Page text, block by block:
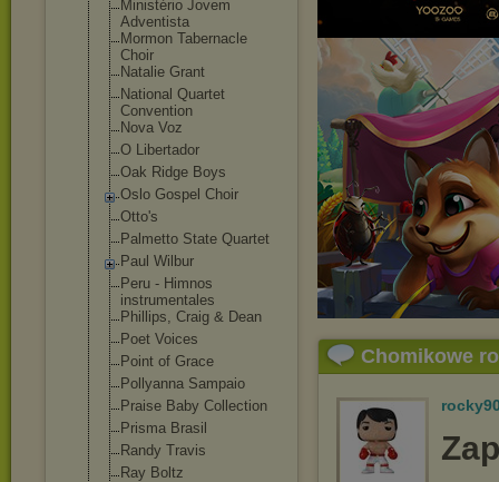
Ministério Jovem
Adventista
Mormon Tabernacle
Choir
Natalie Grant
National Quartet
Convention
Nova Voz
O Libertador
Oak Ridge Boys
Oslo Gospel Choir
Otto's
Palmetto State Quartet
Paul Wilbur
Peru - Himnos
instrumentales
Phillips, Craig & Dean
Poet Voices
Point of Grace
Pollyanna Sampaio
Praise Baby Collection
Prisma Brasil
Randy Travis
Ray Boltz
Chomikowe